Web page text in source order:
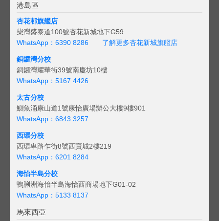
港島區
杏花邨旗艦店
柴灣盛泰道100號杏花新城地下G59
WhatsApp：6390 8286
了解更多杏花新城旗艦店
銅鑼灣分校
銅鑼灣耀華街39號南慶坊10樓
WhatsApp：5167 4426
太古分校
鰂魚涌康山道1號康怡廣場辦公大樓9樓901
WhatsApp：6843 3257
西環分校
西環卑路乍街8號西寶城2樓219
WhatsApp：6201 8284
海怡半島分校
鴨脷洲海怡半島海怡西商場地下G01-02
WhatsApp：5133 8137
馬來西亞